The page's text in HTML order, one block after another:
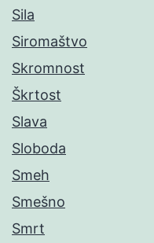
Sila
Siromaštvo
Skromnost
Škrtost
Slava
Sloboda
Smeh
Smešno
Smrt